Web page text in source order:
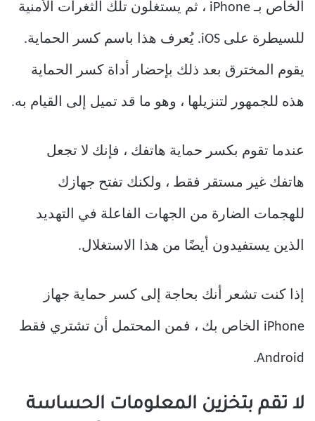
الخاص بـ iPhone ، ثم يستغلون تلك الثغرات الأمنية
للسيطرة على iOS. يُعرف هذا باسم كسر الحماية.
يقوم المخترق بعد ذلك بإحضار أداة كسر الحماية
هذه للجمهور لتنزيلها ، وهو ما قد تميل إلى القيام به.
عندما تقوم بكسر حماية هاتفك ، فإنك لا تجعل
هاتفك غير مستقر فقط ، ولكنك تفتح جهازك
للهجمات الضارة من الجهات الفاعلة في التهديد
الذين يستفيدون أيضًا من هذا الاستغلال.
إذا كنت تشعر أنك بحاجة إلى كسر حماية جهاز
iPhone الخاص بك ، فمن المحتمل أن تشتري فقط
Android.
لا تقم بتخزين المعلومات الحساسة